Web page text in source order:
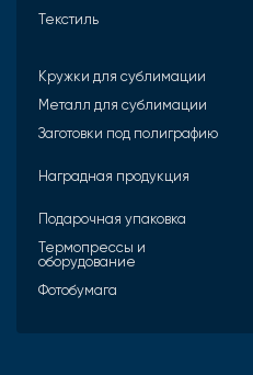
Текстиль
Кружки для сублимации
Металл для сублимации
Заготовки под полиграфию
Наградная продукция
Подарочная упаковка
Термопрессы и
оборудование
Фотобумага